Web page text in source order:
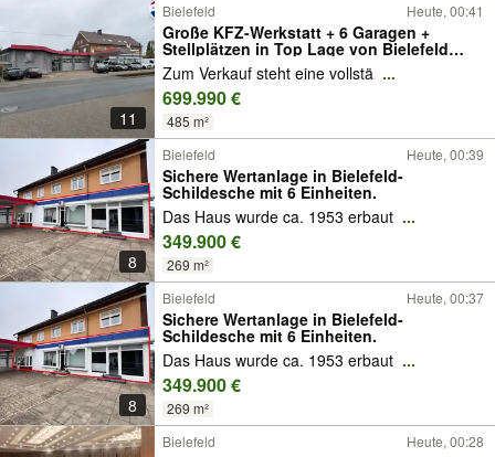
11
Bielefeld Heute, 00:41
Große KFZ-Werkstatt + 6 Garagen +
Stellplätzen in Top Lage von Bielefeld
Schildesche zu verkaufen!
Zum Verkauf steht eine vollstä ...
699.990 €
485 m²
8
Bielefeld Heute, 00:39
Sichere Wertanlage in Bielefeld-
Schildesche mit 6 Einheiten.
Das Haus wurde ca. 1953 erbaut ...
349.900 €
269 m²
8
Bielefeld Heute, 00:37
Sichere Wertanlage in Bielefeld-
Schildesche mit 6 Einheiten.
Das Haus wurde ca. 1953 erbaut ...
349.900 €
269 m²
Bielefeld
Heute, 00:28